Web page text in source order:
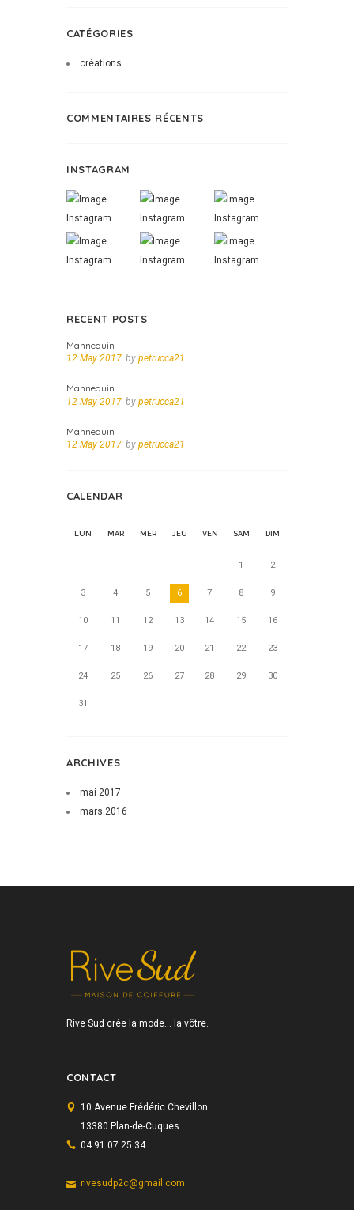
CATÉGORIES
créations
COMMENTAIRES RÉCENTS
INSTAGRAM
RECENT POSTS
Mannequin
12 May 2017 by petrucca21
Mannequin
12 May 2017 by petrucca21
Mannequin
12 May 2017 by petrucca21
CALENDAR
LUN MAR MER JEU VEN SAM DIM
1 2
3 4 5 6 7 8 9
10 11 12 13 14 15 16
17 18 19 20 21 22 23
24 25 26 27 28 29 30
31
ARCHIVES
mai 2017
mars 2016
Rive Sud crée la mode… la vôtre.
CONTACT
10 Avenue Frédéric Chevillon
13380 Plan-de-Cuques
04 91 07 25 34
rivesudp2c@gmail.com